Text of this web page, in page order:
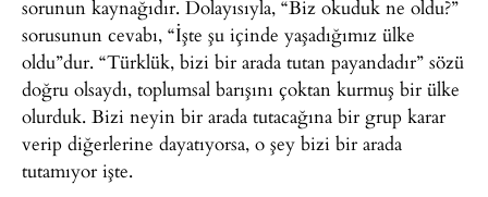
sorunun kaynağıdır. Dolayısıyla, “Biz okuduk ne oldu?”
sorusunun cevabı, “İşte şu içinde yaşadığımız ülke
oldu”dur. “Türklük, bizi bir arada tutan payandadır” sözü
doğru olsaydı, toplumsal barışını çoktan kurmuş bir ülke
olurduk. Bizi neyin bir arada tutacağına bir grup karar
verip diğerlerine dayatıyorsa, o şey bizi bir arada
tutamıyor işte.